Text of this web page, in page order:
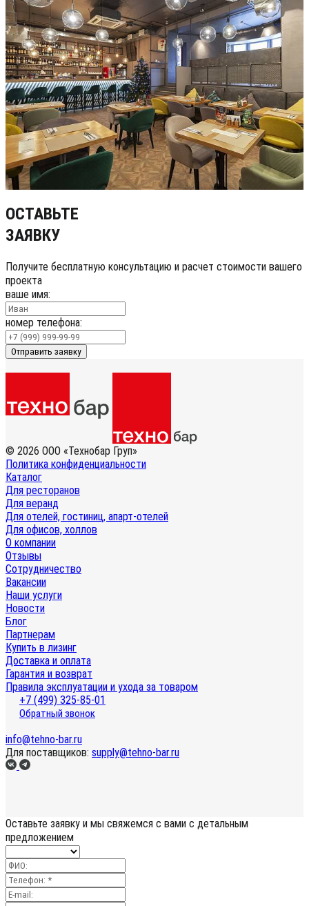
ОСТАВЬТЕ
ЗАЯВКУ
Получите бесплатную консультацию и расчет стоимости вашего
проекта
ваше имя:
номер телефона:
Отправить заявку
© 2026 ООО «Технобар Груп»
Политика конфиденциальности
Каталог
Для ресторанов
Для веранд
Для отелей, гостиниц, апарт-отелей
Для офисов, холлов
О компании
Отзывы
Сотрудничество
Вакансии
Наши услуги
Новости
Блог
Партнерам
Купить в лизинг
Доставка и оплата
Гарантия и возврат
Правила эксплуатации и ухода за товаром
+7 (499) 325-85-01
Обратный звонок
info@tehno-bar.ru
Для поставщиков: supply@tehno-bar.ru
Оставьте заявку и мы свяжемся с вами с детальным
предложением